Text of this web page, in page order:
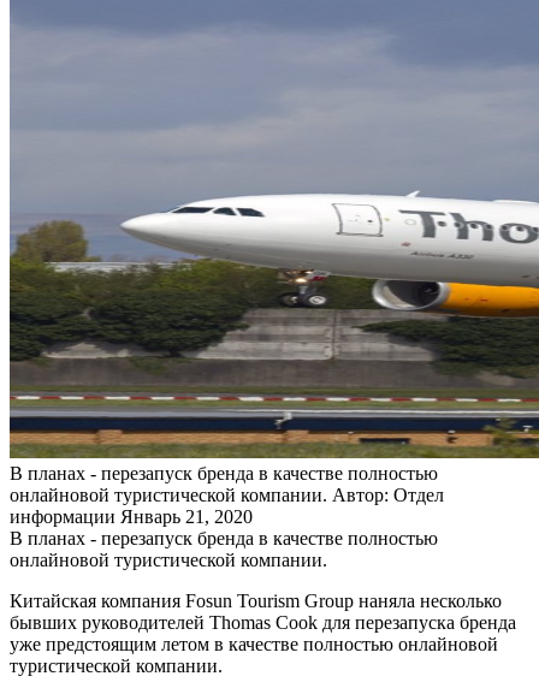
В планах - перезапуск бренда в качестве полностью
онлайновой туристической компании. Автор: Отдел
информации Январь 21, 2020
В планах - перезапуск бренда в качестве полностью
онлайновой туристической компании.
Китайская компания Fosun Tourism Group наняла несколько
бывших руководителей Thomas Cook для перезапуска бренда
уже предстоящим летом в качестве полностью онлайновой
туристической компании.